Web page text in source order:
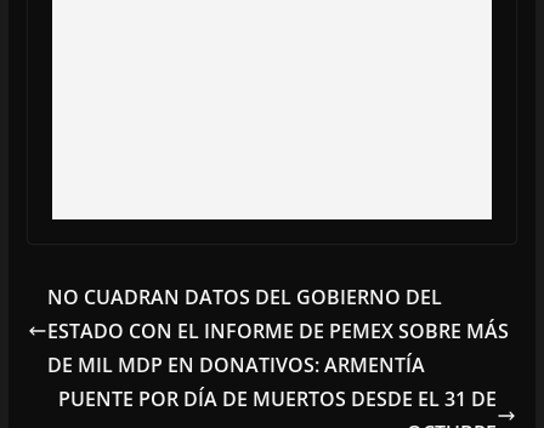
NO CUADRAN DATOS DEL GOBIERNO DEL
ESTADO CON EL INFORME DE PEMEX SOBRE MÁS
DE MIL MDP EN DONATIVOS: ARMENTÍA
PUENTE POR DÍA DE MUERTOS DESDE EL 31 DE